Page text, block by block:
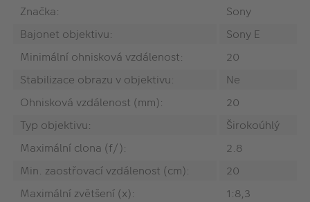
Značka:
Sony
Bajonet objektivu:
Sony E
Minimální ohnisková vzdálenost:
20
Stabilizace obrazu v objektivu:
Ne
Ohnisková vzdálenost (mm):
20
Typ objektivu:
Širokoúhlý
Maximální clona (f/):
2.8
Min. zaostřovací vzdálenost (cm):
20
Maximální zvětšení (x):
1:8,3